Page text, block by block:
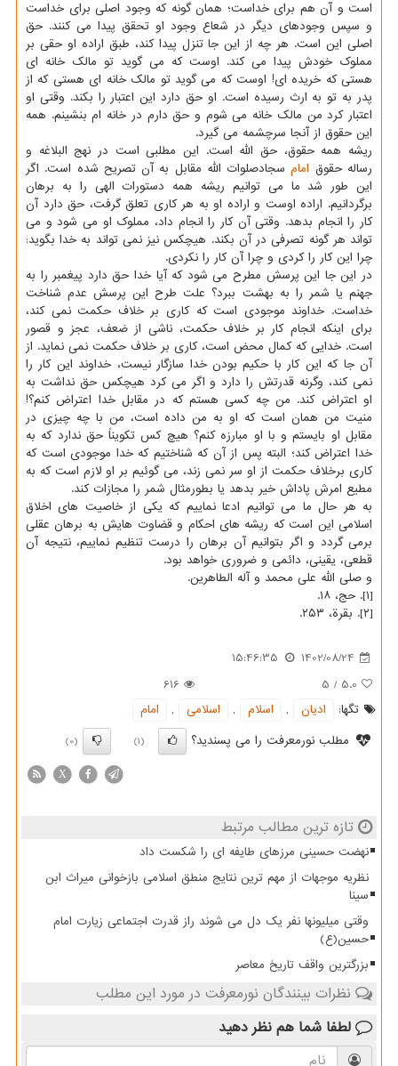
است و آن هم برای خداست؛ همان گونه که وجود اصلی برای خداست
و سپس وجودهای دیگر در شعاع وجود او تحقق پیدا می کنند. حق
اصلی این است. هر چه از این جا تنزل پیدا کند، طبق اراده او حقی بر
مملوک خودش پیدا می کند. اوست که می گوید تو مالک خانه ای
هستی که خریده ای! اوست که می گوید تو مالک خانه ای هستی که از
پدر به تو به ارث رسیده است. او حق دارد این اعتبار را بکند. وقتی او
اعتبار کرد من مالک خانه می شوم و حق دارم در خانه ام بنشینم. همه
این حقوق از آنجا سرچشمه می گیرد.
ریشه همه حقوق، حق الله است. این مطلبی است در نهج البلاغه و
رساله حقوق امامسجادصلوات الله مقابل به آن تصریح شده است. اگر
این طور شد ما می توانیم ریشه همه دستورات الهی را به برهان
برگردانیم. اراده اوست و اراده او به هر کاری تعلق گرفت، حق دارد آن
کار را انجام بدهد. وقتی آن کار را انجام داد، مملوک او می شود و می
تواند هر گونه تصرفی در آن بکند. هیچکس نیز نمی تواند به خدا بگوید:
چرا این کار را کردی و چرا آن کار را نکردی.
در این جا این پرسش مطرح می شود که آیا خدا حق دارد پیغمبر را به
جهنم یا شمر را به بهشت ببرد؟ علت طرح این پرسش عدم شناخت
خداست. خداوند موجودی است که کاری بر خلاف حکمت نمی کند،
برای اینکه انجام کار بر خلاف حکمت، ناشی از ضعف، عجز و قصور
است. خدایی که کمال محض است، کاری بر خلاف حکمت نمی نماید. از
آن جا که این کار با حکیم بودن خدا سازگار نیست، خداوند این کار را
نمی کند، وگرنه قدرتش را دارد و اگر می کرد هیچکس حق نداشت به
او اعتراض کند. من چه کسی هستم که در مقابل خدا اعتراض کنم؟!
منیت من همان است که او به من داده است، من با چه چیزی در
مقابل او بایستم و با او مبارزه کنم؟ هیچ کس تکویناً حق ندارد که به
خدا اعتراض کند؛ البته پس از آن که شناختیم که خدا موجودی است که
کاری برخلاف حکمت از او سر نمی زند، می گوئیم بر او لازم است که به
مطیع امرش پاداش خیر بدهد یا بطورمثال شمر را مجازات کند.
به هر حال ما می توانیم ادعا نماییم که یکی از خاصیت های اخلاق
اسلامی این است که ریشه های احکام و قضاوت هایش به برهان عقلی
برمی گردد و اگر بتوانیم آن برهان را درست تنظیم نماییم، نتیجه آن
قطعی، یقینی، دائمی و ضروری خواهد بود.
و صلی الله علی محمد و آله الطاهرین.
[۱]. حج، ۱۸.
[۲]. بقرة، ۲۵۳.
1402/08/24
15:46:35
5.0
/
5
616
تگها:
ادیان , اسلام , اسلامی ,
امام
مطلب نورمعرفت را می پسندید؟
(1)
(0)
X
تازه ترین مطالب مرتبط
نهضت حسینی مرزهای طایفه ای را شکست داد
نظریه موجهات از مهم ترین نتایج منطق اسلامی بازخوانی میراث ابن
سینا
وقتی میلیونها نفر یک دل می شوند راز قدرت اجتماعی زیارت امام
حسین(ع)
بزرگترین واقف تاریخ معاصر
نظرات بینندگان نورمعرفت در مورد این مطلب
لطفا شما هم نظر دهید